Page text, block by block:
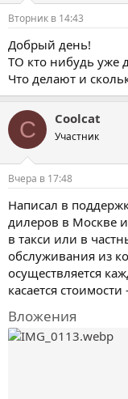
Вторник в 14:43
Добрый день!
ТО кто нибудь уже
Что делают и
C Coolcat
Участник
Вчера в 17:48
Написал в
дилеров в Москве
в такси или в
обслуживания из
осуществляется
касается
Вложения